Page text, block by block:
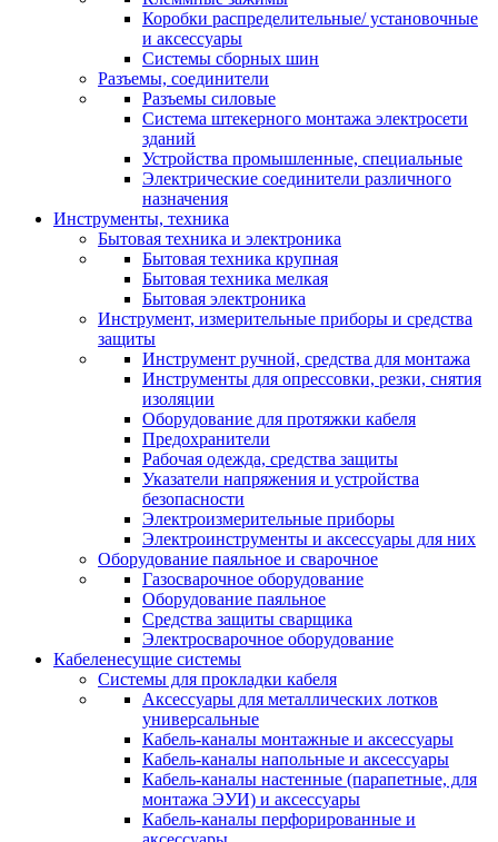
Коробки распределительные/ установочные
и аксессуары
Системы сборных шин
Разъемы, соединители
Разъемы силовые
Система штекерного монтажа электросети
зданий
Устройства промышленные, специальные
Электрические соединители различного
назначения
Инструменты, техника
Бытовая техника и электроника
Бытовая техника крупная
Бытовая техника мелкая
Бытовая электроника
Инструмент, измерительные приборы и средства
защиты
Инструмент ручной, средства для монтажа
Инструменты для опрессовки, резки, снятия
изоляции
Оборудование для протяжки кабеля
Предохранители
Рабочая одежда, средства защиты
Указатели напряжения и устройства
безопасности
Электроизмерительные приборы
Электроинструменты и аксессуары для них
Оборудование паяльное и сварочное
Газосварочное оборудование
Оборудование паяльное
Средства защиты сварщика
Электросварочное оборудование
Кабеленесущие системы
Системы для прокладки кабеля
Аксессуары для металлических лотков
универсальные
Кабель-каналы монтажные и аксессуары
Кабель-каналы напольные и аксессуары
Кабель-каналы настенные (парапетные, для
монтажа ЭУИ) и аксессуары
Кабель-каналы перфорированные и